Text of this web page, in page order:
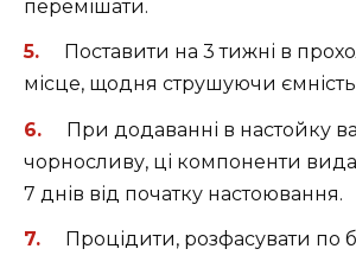
перемішати.
Поставити на 3 тижні в
місце, щодня струшуючи ємність
При додаванні в настойку
чорносливу, ці компоненти
7 днів від початку настоювання.
Процідити, розфасувати по